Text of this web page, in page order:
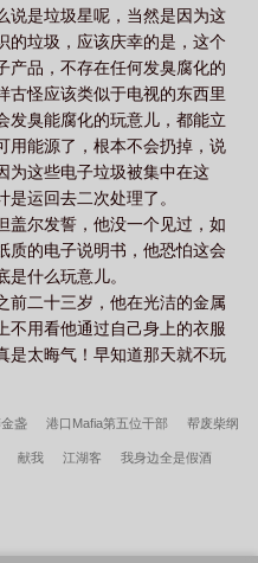
说是垃圾星呢，当然是因为这
的垃圾，应该庆幸的是，这个
产品，不存在任何发臭腐化的
古怪应该类似于电视的东西里
发臭能腐化的玩意儿，都能立
用能源了，根本不会扔掉，说
为这些电子垃圾被集中在这
运回去二次处理了。
盖尔发誓，他没一个见过，如
质的电子说明书，他恐怕这会
什么玩意儿。
前二十三岁，他在光洁的金属
不用看他通过自己身上的衣服
是太晦气！早知道那天就不玩
盏 港口Mafia第五位干部 帮废柴纲
献我 江湖客 我身边全是假酒